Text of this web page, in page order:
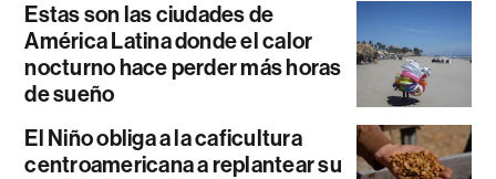
Estas son las ciudades de
América Latina donde el calor
nocturno hace perder más horas
de sueño
El Niño obliga a la caficultura
centroamericana a replantear su